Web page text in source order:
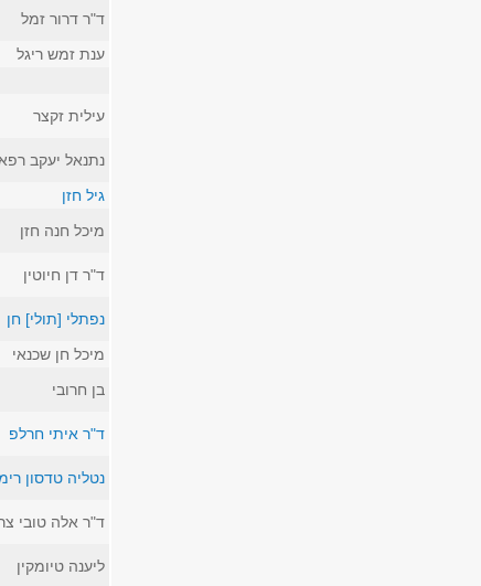
ד"ר דרור זמל
ענת זמש ריגל
עילית זקצר
נתנאל יעקב
גיל חזן
מיכל חנה חזן
ד"ר דן חיוטין
נפתלי [תולי] חן
מיכל חן שכנאי
בן חרובי
ד"ר איתי חרלפ
נטליה טדסון
ד"ר אלה טובי
ליענה טיומקין